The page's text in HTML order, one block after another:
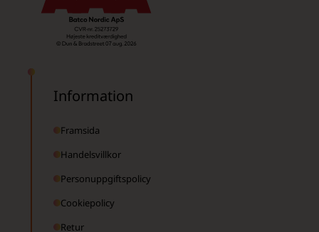
Information
Framsida
Handelsvillkor
Personuppgiftspolicy
Cookiepolicy
Retur